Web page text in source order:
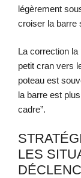
légèrement
croiser la barre
La correction la
petit cran vers
poteau est
la barre est
cadre”.
LES